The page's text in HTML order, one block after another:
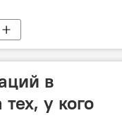
в
у кого